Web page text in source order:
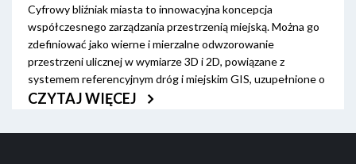
Jakie szykany stosować w pobliżu przystanków
autobusowych i skrzyżowań trzywlotowych w strefie
30?
Cyfrowy bliźniak miasta to innowacyjna koncepcja
współczesnego zarządzania przestrzenią miejską. Można go
zdefiniować jako wierne i mierzalne odwzorowanie
przestrzeni ulicznej w wymiarze 3D i 2D, powiązane z
systemem referencyjnym dróg i miejskim GIS, uzupełnione o
narzędzia, które umożliwiają wykorzystanie danych w
samorządowym na prowadzenie analiz, testowanie
CZYTAJ WIĘCEJ